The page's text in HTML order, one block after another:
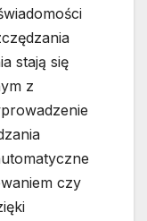
stają się
z
czy